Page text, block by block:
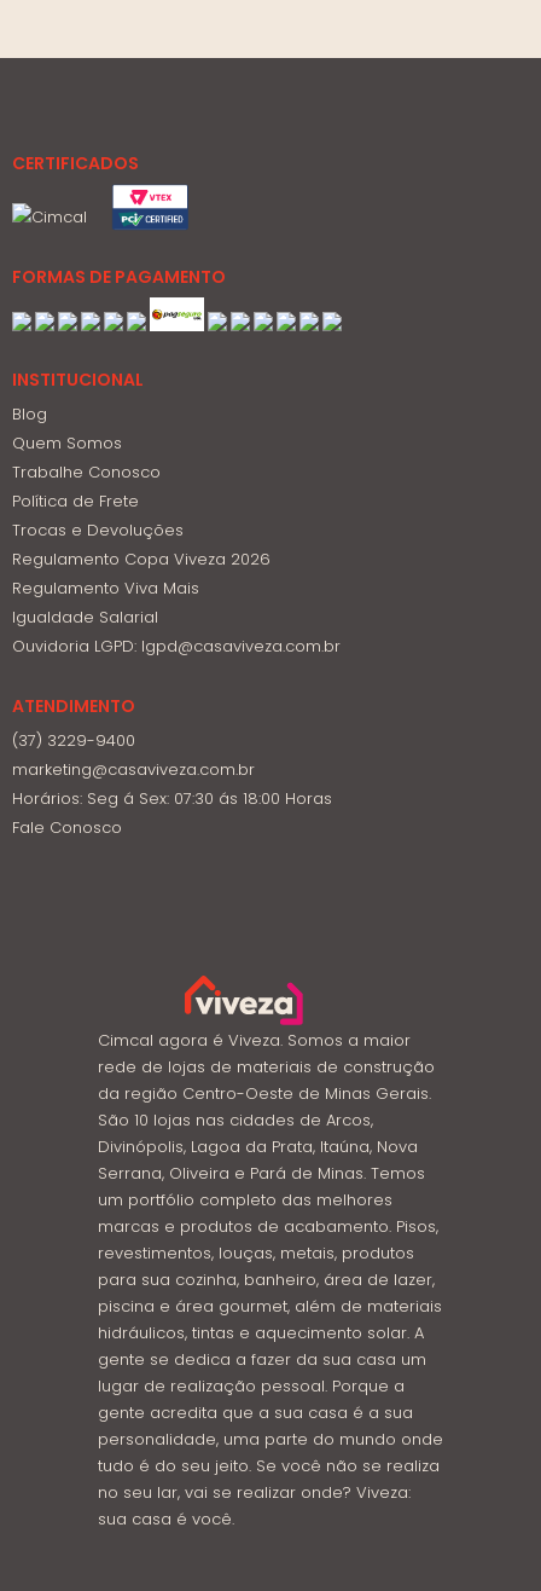
CERTIFICADOS
FORMAS DE PAGAMENTO
INSTITUCIONAL
Blog
Quem Somos
Trabalhe Conosco
Política de Frete
Trocas e Devoluções
Regulamento Copa Viveza 2026
Regulamento Viva Mais
Igualdade Salarial
Ouvidoria LGPD: lgpd@casaviveza.com.br
ATENDIMENTO
(37) 3229-9400
marketing@casaviveza.com.br
Horários: Seg á Sex: 07:30 ás 18:00 Horas
Fale Conosco
Cimcal agora é Viveza. Somos a maior
rede de lojas de materiais de construção
da região Centro-Oeste de Minas Gerais.
São 10 lojas nas cidades de Arcos,
Divinópolis, Lagoa da Prata, Itaúna, Nova
Serrana, Oliveira e Pará de Minas. Temos
um portfólio completo das melhores
marcas e produtos de acabamento. Pisos,
revestimentos, louças, metais, produtos
para sua cozinha, banheiro, área de lazer,
piscina e área gourmet, além de materiais
hidráulicos, tintas e aquecimento solar. A
gente se dedica a fazer da sua casa um
lugar de realização pessoal. Porque a
gente acredita que a sua casa é a sua
personalidade, uma parte do mundo onde
tudo é do seu jeito. Se você não se realiza
no seu lar, vai se realizar onde? Viveza:
sua casa é você.